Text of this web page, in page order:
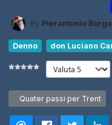
By Pierantonio Borga
Denno don Luciano
Valuta
Articolo precedente:
Quater passi per Trent